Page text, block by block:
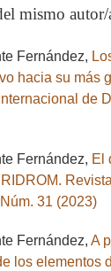
mismo autor/
Fernández,
hacia su más
de
Fernández, El
RIDROM.
31 (2023)
Fernández, A
los elementos